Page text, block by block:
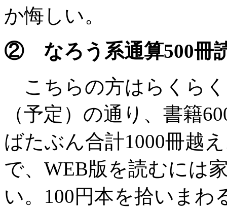
か悔しい。
② なろう系通算500冊
こちらの方はらくら
（予定）の通り、書籍
ばたぶん合計1000冊越
で、WEB版を読むには
い。100円本を拾いま